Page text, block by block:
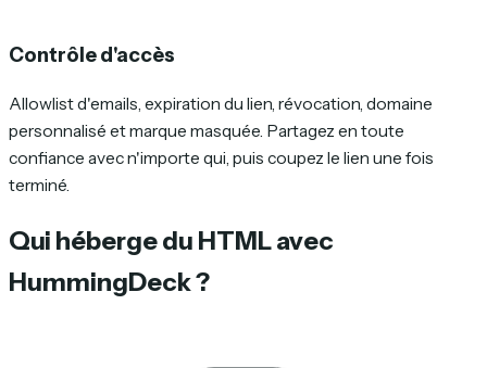
Contrôle d'accès
Allowlist d'emails, expiration du lien, révocation, domaine
personnalisé et marque masquée. Partagez en toute
confiance avec n'importe qui, puis coupez le lien une fois
terminé.
Qui héberge du HTML avec
HummingDeck ?